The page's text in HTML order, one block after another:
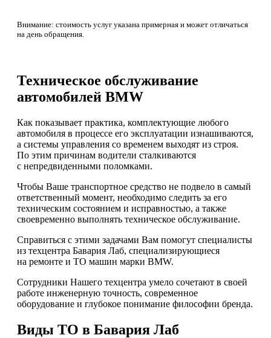
Внимание: стоимость услуг указана примерная и может отличаться
на день обращения.
Техническое обслуживание
автомобилей BMW
Как показывает практика, комплектующие любого
автомобиля в процессе его эксплуатации изнашиваются,
а системы управления со временем выходят из строя.
По этим причинам водители сталкиваются
с непредвиденными поломками.
Чтобы Ваше транспортное средство не подвело в самый
ответственный момент, необходимо следить за его
техническим состоянием и исправностью, а также
своевременно выполнять техническое обслуживание.
Справиться с этими задачами Вам помогут специалисты
из техцентра Бавария Лаб, специализирующиеся
на ремонте и ТО машин марки BMW.
Сотрудники Нашего техцентра умело сочетают в своей
работе инженерную точность, современное
оборудование и глубокое понимание философии бренда.
Виды ТО в Бавария Лаб